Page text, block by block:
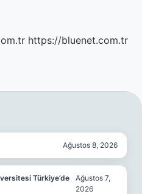
https://bluenet.com.tr
Ağustos 8, 2026
Türkiye’de
Ağustos 7,
2026